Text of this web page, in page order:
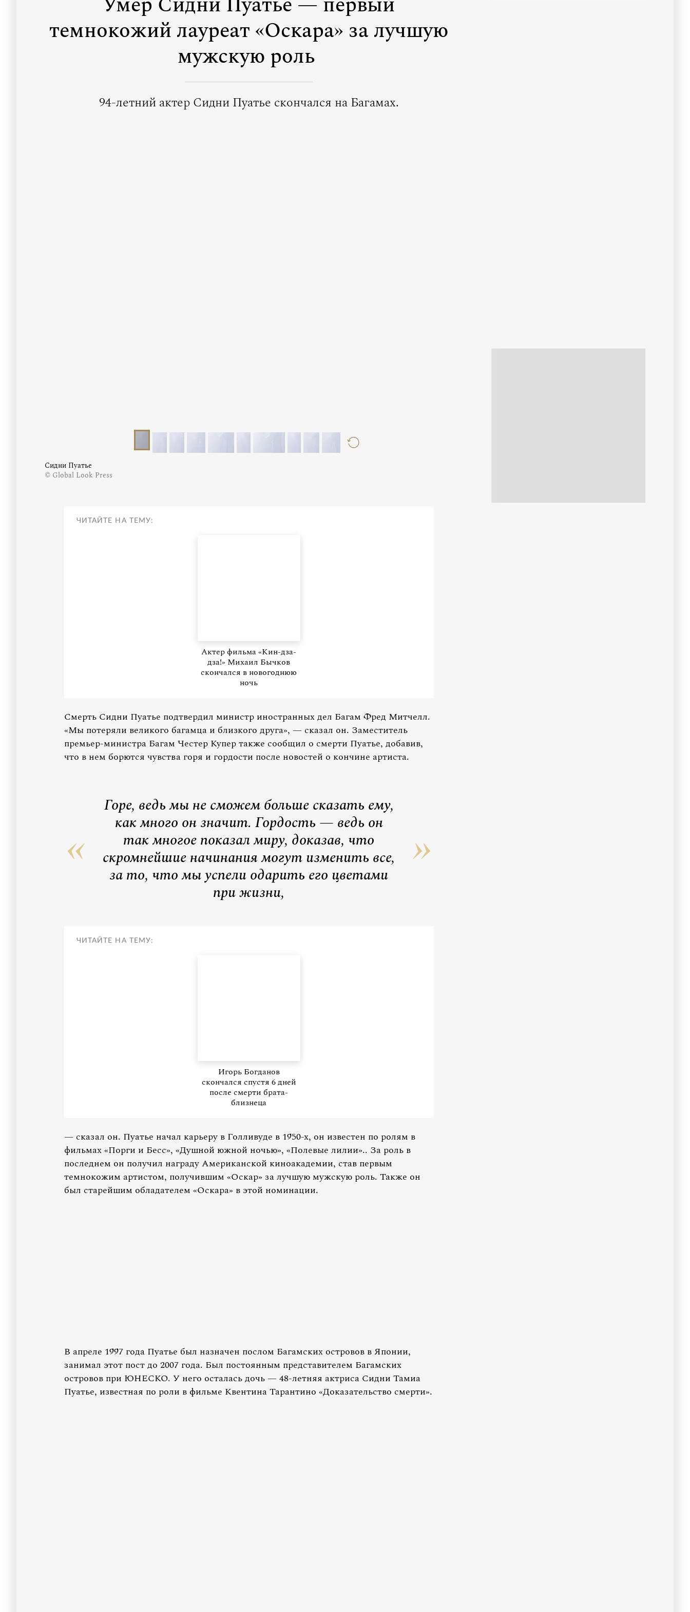
темнокожий лауреат «Оскара» за лучшую
мужскую роль
94-летний актер Сидни Пуатье скончался на Багамах.
Сидни Пуатье
© Global Look Press
ЧИТАЙТЕ НА ТЕМУ:
Актер фильма «Кин-дза-
дза!» Михаил Бычков
скончался в новогоднюю
ночь
Смерть Сидни Пуатье подтвердил министр иностранных дел Багам Фред Митчелл.
«Мы потеряли великого багамца и близкого друга», — сказал он. Заместитель
премьер-министра Багам Честер Купер также сообщил о смерти Пуатье, добавив,
что в нем борются чувства горя и гордости после новостей о кончине артиста.
Горе, ведь мы не сможем больше сказать ему,
как много он значит. Гордость — ведь он
так многое показал миру, доказав, что
скромнейшие начинания могут изменить все,
за то, что мы успели одарить его цветами
при жизни,
ЧИТАЙТЕ НА ТЕМУ:
Игорь Богданов
скончался спустя 6 дней
после смерти брата-
близнеца
— сказал он. Пуатье начал карьеру в Голливуде в 1950-х, он известен по ролям в
фильмах «Порги и Бесс», «Душной южной ночью», «Полевые лилии».. За роль в
последнем он получил награду Американской киноакадемии, став первым
темнокожим артистом, получившим «Оскар» за лучшую мужскую роль. Также он
был старейшим обладателем «Оскара» в этой номинации.
В апреле 1997 года Пуатье был назначен послом Багамских островов в Японии,
занимал этот пост до 2007 года. Был постоянным представителем Багамских
островов при ЮНЕСКО. У него осталась дочь — 48-летняя актриса Сидни Тамиа
Пуатье, известная по роли в фильме Квентина Тарантино «Доказательство смерти».